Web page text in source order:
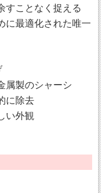
すことなく捉える
に最適化された唯一
属製のシャーシ
に除去
い外観